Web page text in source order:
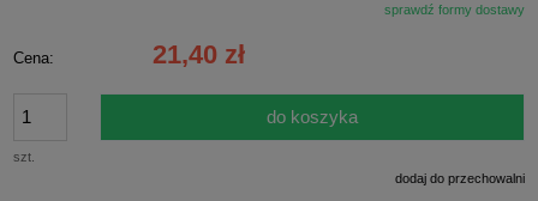
Cena nie zawiera ewentualnych kosztów płatnościsprawdź formy dostawy
Cena: 21,40 zł
szt.
do koszyka
dodaj do przechowalni